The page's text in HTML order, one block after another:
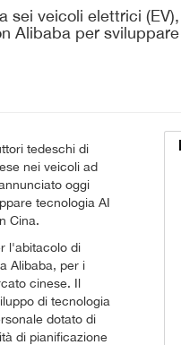
veicoli elettrici
Alibaba per
tedeschi di
nei veicoli ad
oggi
tecnologia AI
Cina.
l'abitacolo di
Alibaba, per i
cinese. Il
di tecnologia
dotato di
di pianificazione